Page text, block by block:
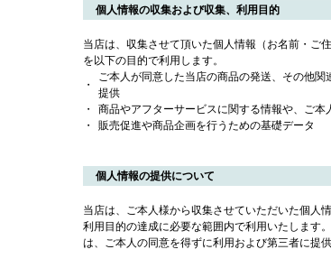
個人情報の収集および収集、利用目的
当店は、収集させて頂いた個人情報（お名前・ご
を以下の目的で利用します。
・
ご本人が同意した当店の商品の発送、その他
提供
・
商品やアフターサービスに関する情報や、ご本
・
販売促進や商品企画を行うための基礎データ
個人情報の提供について
当店は、ご本人様から収集させていただいた個人
利用目的の達成に必要な範囲内で利用いたします
は、ご本人の同意を得ずに利用および第三者に提